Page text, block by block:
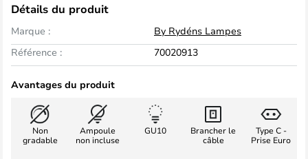
Détails du produit
Marque :
By Rydéns Lampes
Référence :
70020913
Avantages du produit
Non
gradable
Ampoule
non incluse
GU10
Brancher le
câble
Type C -
Prise Euro